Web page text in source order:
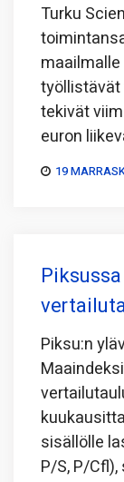
Turku
työllistävät
tekivät
euron
19
Piksu:n
sisällölle
P/S, P/